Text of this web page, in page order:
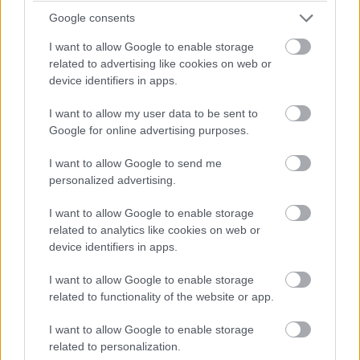
Google consents
I want to allow Google to enable storage
related to advertising like cookies on web or
device identifiers in apps.
I want to allow my user data to be sent to
Google for online advertising purposes.
I want to allow Google to send me
personalized advertising.
I want to allow Google to enable storage
related to analytics like cookies on web or
device identifiers in apps.
I want to allow Google to enable storage
related to functionality of the website or app.
I want to allow Google to enable storage
related to personalization.
Filléres okostelefonnal újít az
Apple egykori vezére
Kedvencekhez
Harangi László 2016 február 23. 09:02
Az Obi Worldphone új androidos készüléke
John Sculley egykor az Apple ügyvezetője volt, ma az Obi